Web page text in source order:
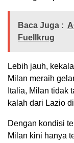
Baca Juga :
Fuellkrug
Lebih jauh,
Milan meraih
Italia, Milan tidak
kalah dari Lazio
Dengan kondisi
Milan kini hanya